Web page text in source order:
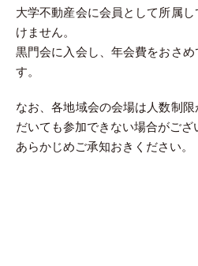
大学不動産会に会員として所属
けません。
黒門会に入会し、年会費をおさ
す。
なお、各地域会の会場は人数制
だいても参加できない場合がござ
あらかじめご承知おきください。